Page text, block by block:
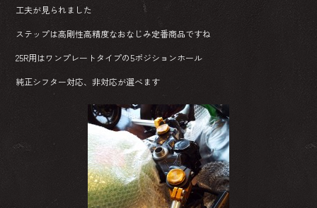
工夫が見られました
ステップは高剛性高精度なおなじみ定番商品ですね
25R用はワンプレートタイプの5ポジションホール
純正シフター対応、非対応が選べます